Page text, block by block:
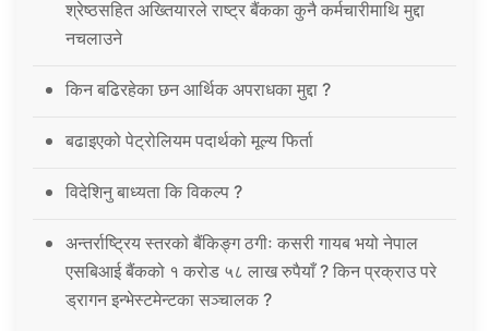
श्रेष्ठसहित अख्तियारले राष्ट्र बैंकका कुनै कर्मचारीमाथि मुद्दा
नचलाउने
किन बढिरहेका छन आर्थिक अपराधका मुद्दा ?
बढाइएको पेट्रोलियम पदार्थको मूल्य फिर्ता
विदेशिनु बाध्यता कि विकल्प ?
अन्तर्राष्ट्रिय स्तरको बैंकिङ्ग ठगीः कसरी गायब भयो नेपाल
एसबिआई बैंकको १ करोड ५८ लाख रुपैयाँ ? किन प्रक्राउ परे
ड्रागन इन्भेस्टमेन्टका सञ्चालक ?